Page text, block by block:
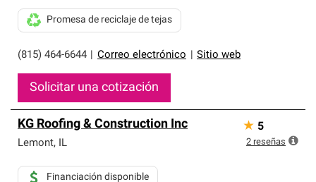
(815) 464-6644 Correo electrónico Sitio web
Promesa de reciclaje de tejas
Solicitar una cotización
KG Roofing & Construction Inc
Lemont, IL
Financiación disponible
★ 5
2 reseñas